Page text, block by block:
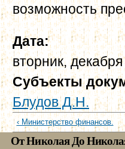
возможность
Дата:
вторник,
Субъекты
Блудов Д.Н.
‹ Министерство финансов.
От Николая До